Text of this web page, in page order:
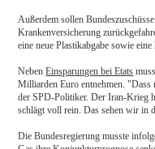
Außerdem sollen
Krankenversicherung
eine neue Plastikabgabe sowie
NebenEinsparungen bei Etats
Milliarden Euro entnehmen. "Dass
der SPD-Politiker. Der Iran-Krieg
schlägt voll rein. Das sehen wir in
Die Bundesregierung musste